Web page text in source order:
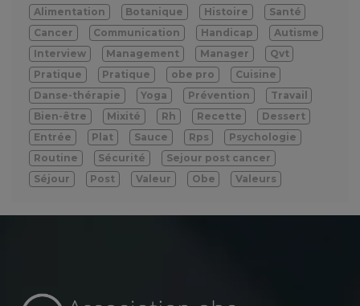
Alimentation Botanique Histoire
Santé
Cancer
Communication Handicap
Autisme
Interview
Management Manager
Qvt
Pratique
Pratique obe pro
Cuisine
Danse-thérapie
Yoga Prévention
Travail
Bien-être
Mixité Rh Recette
Dessert
Entrée
Plat Sauce Rps
Psychologie
Routine
Sécurité
Sejour post cancer
Séjour
Post Valeur Obe Valeurs